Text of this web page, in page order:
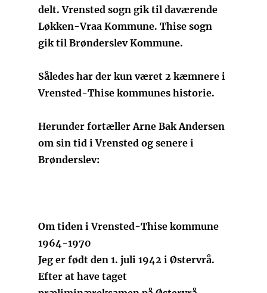
delt. Vrensted sogn gik til daværende
Løkken-Vraa Kommune. Thise sogn
gik til Brønderslev Kommune.
Således har der kun været 2 kæmnere i
Vrensted-Thise kommunes historie.
Herunder fortæller Arne Bak Andersen
om sin tid i Vrensted og senere i
Brønderslev:
Om tiden i Vrensted-Thise kommune
1964-1970
Jeg er født den 1. juli 1942 i Østervrå.
Efter at have taget